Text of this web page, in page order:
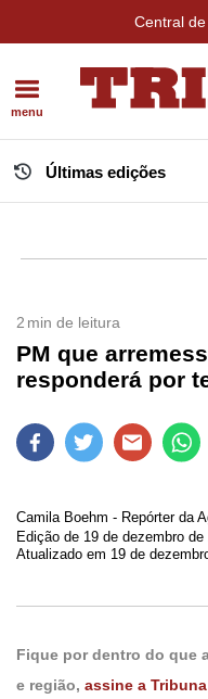
Central
menu
Últimas edições
2 min de leitura
PM que
responderá por
Camila Boehm - Repórter da
Edição de 19 de dezembro de
Atualizado em 19 de
Fique por dentro do que
e região, assine a